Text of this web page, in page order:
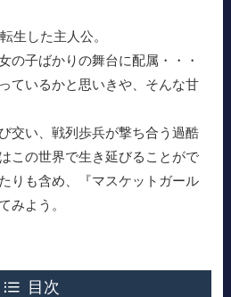
生した主人公。
の子ばかりの舞台に配属・・・
ているかと思いきや、そんな甘
交い、戦列歩兵が撃ち合う過酷
この世界で生き延びることがで
りも含め、『マスケットガール
みよう。
目次